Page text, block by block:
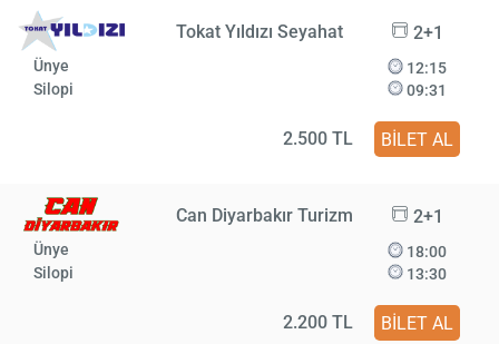
Tokat Yıldızı Seyahat 2+1
Ünye
Silopi
12:15
09:31
2.500 TL BİLET AL
Can Diyarbakır Turizm 2+1
Ünye
Silopi
18:00
13:30
2.200 TL BİLET AL